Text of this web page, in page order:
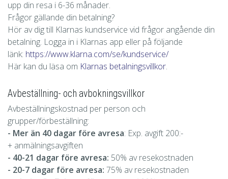
upp din resa i 6-36 månader.
Frågor gällande din betalning?
Hör av dig till Klarnas kundservice vid frågor angående din
betalning. Logga in i Klarnas app eller på följande
länk: https://www.klarna.com/se/kundservice/
Här kan du läsa om Klarnas betalningsvillkor.
Avbeställning- och avbokningsvillkor
Avbeställningskostnad per person och
grupper/förbeställning:
- Mer än 40 dagar före avresa: Exp. avgift 200:-
+ anmälningsavgiften
- 40-21 dagar före avresa: 50% av resekostnaden
- 20-7 dagar före avresa: 75% av resekostnaden